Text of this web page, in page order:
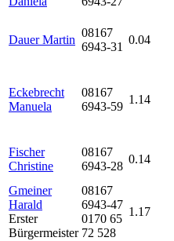
Dauer Martin
08167
6943-31
0.04
Eckebrecht
Manuela
08167
6943-59
1.14
Fischer
Christine
08167
6943-28
0.14
Gmeiner
Harald
Erster
Bürgermeister
08167
6943-47
0170 65
72 528
1.17